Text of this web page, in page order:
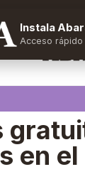
en el
Instala
Acceso